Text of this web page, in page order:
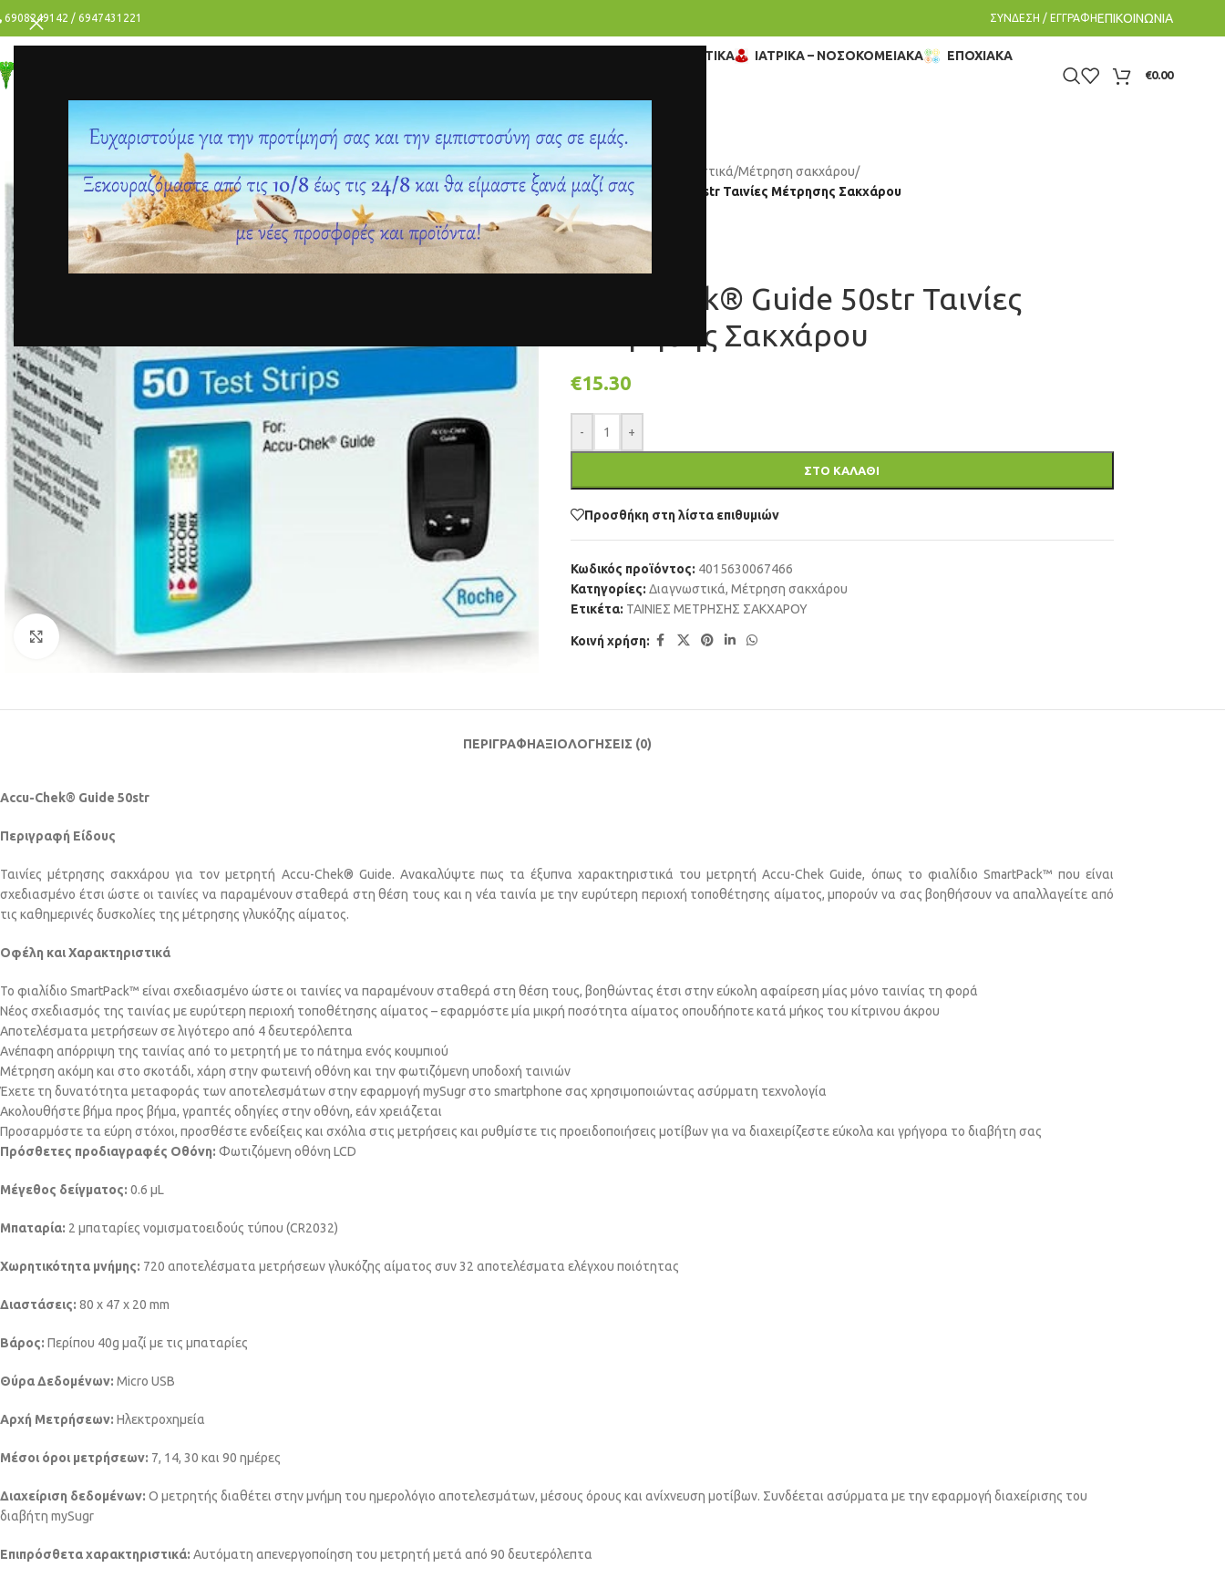
6908249142 / 6947431221 ΣΥΝΔΕΣΗ / ΕΓΓΡΑΦΗΕΠΙΚΟΙΝΩΝΙΑ
ΔΙΑΓΝΩΣΤΙΚΑ ΙΑΤΡΙΚΑ – ΝΟΣΟΚΟΜΕΙΑΚΑ ΕΠΟΧΙΑΚΑ
€0.00
Κάντε κλικ για μεγέθυνση
Αρχική σελίδα Διαγνωστικά/Μέτρηση σακχάρου/
Accu-Chek® Guide 50str Ταινίες Μέτρησης Σακχάρου
Accu-Chek® Guide 50str Ταινίες
Μέτρησης Σακχάρου
€15.30
- +
ΣΤΟ ΚΑΛΑΘΙ
Προσθήκη στη λίστα επιθυμιών
Κωδικός προϊόντος: 4015630067466
Κατηγορίες: Διαγνωστικά, Μέτρηση σακχάρου
Ετικέτα: ΤΑΙΝΙΕΣ ΜΕΤΡΗΣΗΣ ΣΑΚΧΑΡΟΥ
Κοινή χρήση:
ΠΕΡΙΓΡΑΦΗΑΞΙΟΛΟΓΗΣΕΙΣ (0)
Accu-Chek® Guide 50str
Περιγραφή Είδους
Ταινίες μέτρησης σακχάρου για τον μετρητή Accu-Chek® Guide. Ανακαλύψτε πως τα έξυπνα χαρακτηριστικά του μετρητή Accu-Chek Guide, όπως το φιαλίδιο SmartPack™ που είναι
σχεδιασμένο έτσι ώστε οι ταινίες να παραμένουν σταθερά στη θέση τους και η νέα ταινία με την ευρύτερη περιοχή τοποθέτησης αίματος, μπορούν να σας βοηθήσουν να απαλλαγείτε από
τις καθημερινές δυσκολίες της μέτρησης γλυκόζης αίματος.
Οφέλη και Χαρακτηριστικά
Το φιαλίδιο SmartPack™ είναι σχεδιασμένο ώστε οι ταινίες να παραμένουν σταθερά στη θέση τους, βοηθώντας έτσι στην εύκολη αφαίρεση μίας μόνο ταινίας τη φορά
Νέος σχεδιασμός της ταινίας με ευρύτερη περιοχή τοποθέτησης αίματος – εφαρμόστε μία μικρή ποσότητα αίματος οπουδήποτε κατά μήκος του κίτρινου άκρου
Αποτελέσματα μετρήσεων σε λιγότερο από 4 δευτερόλεπτα
Ανέπαφη απόρριψη της ταινίας από το μετρητή με το πάτημα ενός κουμπιού
Μέτρηση ακόμη και στο σκοτάδι, χάρη στην φωτεινή οθόνη και την φωτιζόμενη υποδοχή ταινιών
Έχετε τη δυνατότητα μεταφοράς των αποτελεσμάτων στην εφαρμογή mySugr στο smartphone σας χρησιμοποιώντας ασύρματη τεχνολογία
Ακολουθήστε βήμα προς βήμα, γραπτές οδηγίες στην οθόνη, εάν χρειάζεται
Προσαρμόστε τα εύρη στόχοι, προσθέστε ενδείξεις και σχόλια στις μετρήσεις και ρυθμίστε τις προειδοποιήσεις μοτίβων για να διαχειρίζεστε εύκολα και γρήγορα το διαβήτη σας
Πρόσθετες προδιαγραφές Οθόνη: Φωτιζόμενη οθόνη LCD
Μέγεθος δείγματος: 0.6 μL
Μπαταρία: 2 μπαταρίες νομισματοειδούς τύπου (CR2032)
Χωρητικότητα μνήμης: 720 αποτελέσματα μετρήσεων γλυκόζης αίματος συν 32 αποτελέσματα ελέγχου ποιότητας
Διαστάσεις: 80 x 47 x 20 mm
Βάρος: Περίπου 40g μαζί με τις μπαταρίες
Θύρα Δεδομένων: Micro USB
Αρχή Μετρήσεων: Ηλεκτροχημεία
Μέσοι όροι μετρήσεων: 7, 14, 30 και 90 ημέρες
Διαχείριση δεδομένων: Ο μετρητής διαθέτει στην μνήμη του ημερολόγιο αποτελεσμάτων, μέσους όρους και ανίχνευση μοτίβων. Συνδέεται ασύρματα με την εφαρμογή διαχείρισης του
διαβήτη mySugr
Επιπρόσθετα χαρακτηριστικά: Αυτόματη απενεργοποίηση του μετρητή μετά από 90 δευτερόλεπτα